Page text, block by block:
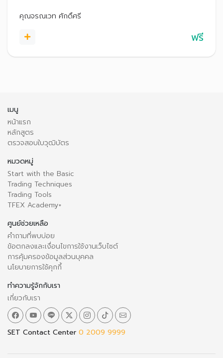
คุณจรณเวท ศักดิ์ศรี
ฟรี
เมนู
หน้าแรก
หลักสูตร
ตรวจสอบใบวุฒิบัตร
หมวดหมู่
Start with the Basic
Trading Techniques
Trading Tools
TFEX Academy+
ศูนย์ช่วยเหลือ
คำถามที่พบบ่อย
ข้อตกลงและเงื่อนไขการใช้งานเว็บไซต์
การคุ้มครองข้อมูลส่วนบุคคล
นโยบายการใช้คุกกี้
ทำความรู้จักกับเรา
เกี่ยวกับเรา
SET Contact Center 0 2009 9999